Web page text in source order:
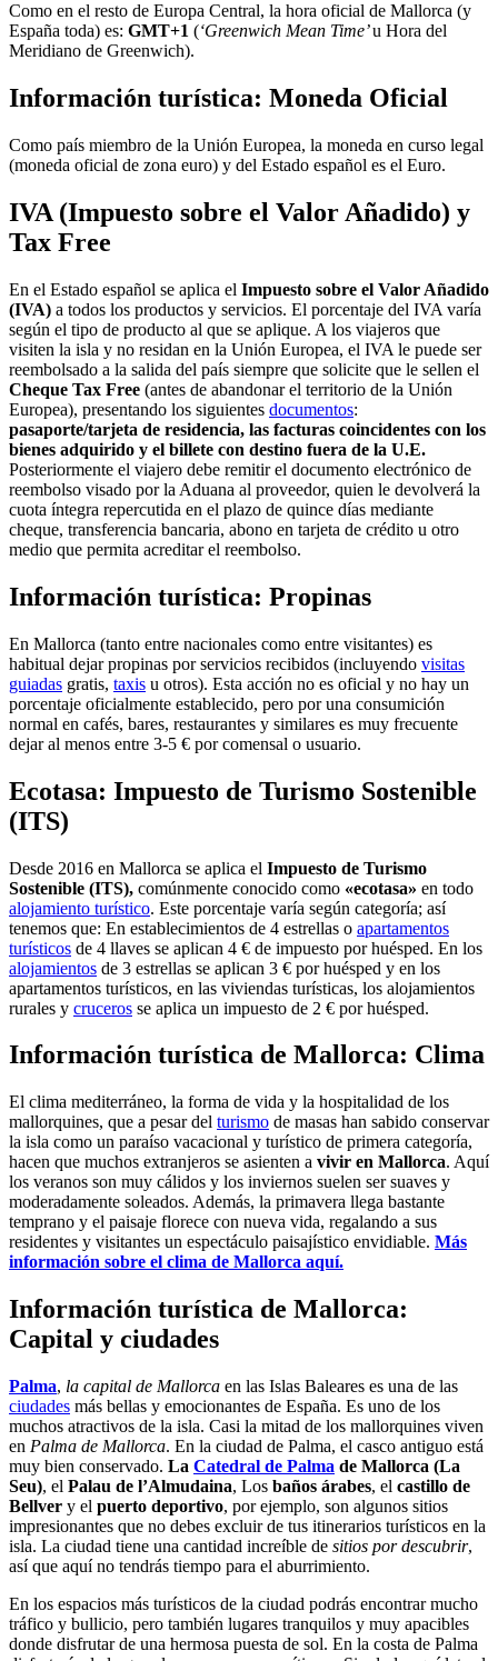
Como en el resto de Europa Central, la hora oficial de Mallorca (y
España toda) es: GMT+1 (‘Greenwich Mean Time’u Hora del
Meridiano de Greenwich).
Información turística: Moneda Oficial
Como país miembro de la Unión Europea, la moneda en curso legal
(moneda oficial de zona euro) y del Estado español es el Euro.
IVA (Impuesto sobre el Valor Añadido) y
Tax Free
En el Estado español se aplica el Impuesto sobre el Valor Añadido
(IVA) a todos los productos y servicios. El porcentaje del IVA varía
según el tipo de producto al que se aplique. A los viajeros que
visiten la isla y no residan en la Unión Europea, el IVA le puede ser
reembolsado a la salida del país siempre que solicite que le sellen el
Cheque Tax Free (antes de abandonar el territorio de la Unión
Europea), presentando los siguientes documentos:
pasaporte/tarjeta de residencia, las facturas coincidentes con los
bienes adquirido y el billete con destino fuera de la U.E.
Posteriormente el viajero debe remitir el documento electrónico de
reembolso visado por la Aduana al proveedor, quien le devolverá la
cuota íntegra repercutida en el plazo de quince días mediante
cheque, transferencia bancaria, abono en tarjeta de crédito u otro
medio que permita acreditar el reembolso.
Información turística: Propinas
En Mallorca (tanto entre nacionales como entre visitantes) es
habitual dejar propinas por servicios recibidos (incluyendo visitas
guiadas gratis, taxis u otros). Esta acción no es oficial y no hay un
porcentaje oficialmente establecido, pero por una consumición
normal en cafés, bares, restaurantes y similares es muy frecuente
dejar al menos entre 3-5 € por comensal o usuario.
Ecotasa: Impuesto de Turismo Sostenible
(ITS)
Desde 2016 en Mallorca se aplica el Impuesto de Turismo
Sostenible (ITS), comúnmente conocido como «ecotasa» en todo
alojamiento turístico. Este porcentaje varía según categoría; así
tenemos que: En establecimientos de 4 estrellas o apartamentos
turísticos de 4 llaves se aplican 4 € de impuesto por huésped. En los
alojamientos de 3 estrellas se aplican 3 € por huésped y en los
apartamentos turísticos, en las viviendas turísticas, los alojamientos
rurales y cruceros se aplica un impuesto de 2 € por huésped.
Información turística de Mallorca: Clima
El clima mediterráneo, la forma de vida y la hospitalidad de los
mallorquines, que a pesar del turismo de masas han sabido conservar
la isla como un paraíso vacacional y turístico de primera categoría,
hacen que muchos extranjeros se asienten a vivir en Mallorca. Aquí
los veranos son muy cálidos y los inviernos suelen ser suaves y
moderadamente soleados. Además, la primavera llega bastante
temprano y el paisaje florece con nueva vida, regalando a sus
residentes y visitantes un espectáculo paisajístico envidiable. Más
información sobre el clima de Mallorca aquí.
Información turística de Mallorca:
Capital y ciudades
Palma, la capital de Mallorca en las Islas Baleares es una de las
ciudades más bellas y emocionantes de España. Es uno de los
muchos atractivos de la isla. Casi la mitad de los mallorquines viven
en Palma de Mallorca. En la ciudad de Palma, el casco antiguo está
muy bien conservado. La Catedral de Palma de Mallorca (La
Seu), el Palau de l’Almudaina, Los baños árabes, el castillo de
Bellver y el puerto deportivo, por ejemplo, son algunos sitios
impresionantes que no debes excluir de tus itinerarios turísticos en la
isla. La ciudad tiene una cantidad increíble de sitios por descubrir,
así que aquí no tendrás tiempo para el aburrimiento.
En los espacios más turísticos de la ciudad podrás encontrar mucho
tráfico y bullicio, pero también lugares tranquilos y muy apacibles
donde disfrutar de una hermosa puesta de sol. En la costa de Palma